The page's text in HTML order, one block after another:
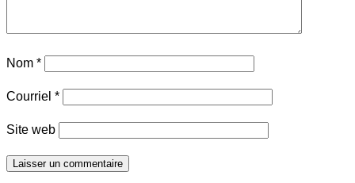
Nom *
Courriel *
Site web